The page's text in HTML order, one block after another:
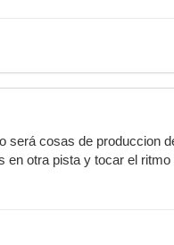
será cosas de produccion
otra pista y tocar el